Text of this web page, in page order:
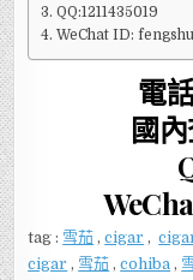
QQ:1211435019
WeChat ID:
電
國內
tag : 雪茄 ,cigar ,
cigar , 雪茄 ,cohiba ,